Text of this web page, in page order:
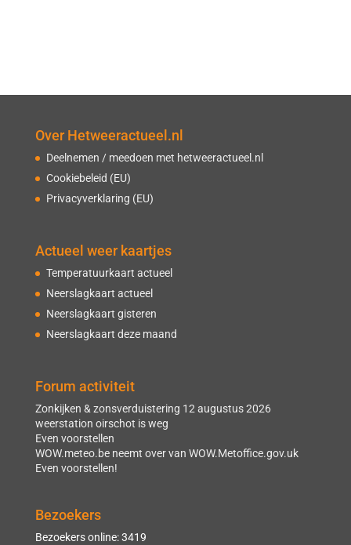
Over Hetweeractueel.nl
Deelnemen / meedoen met hetweeractueel.nl
Cookiebeleid (EU)
Privacyverklaring (EU)
Actueel weer kaartjes
Temperatuurkaart actueel
Neerslagkaart actueel
Neerslagkaart gisteren
Neerslagkaart deze maand
Forum activiteit
Zonkijken & zonsverduistering 12 augustus 2026
weerstation oirschot is weg
Even voorstellen
WOW.meteo.be neemt over van WOW.Metoffice.gov.uk
Even voorstellen!
Bezoekers
Bezoekers online: 3419